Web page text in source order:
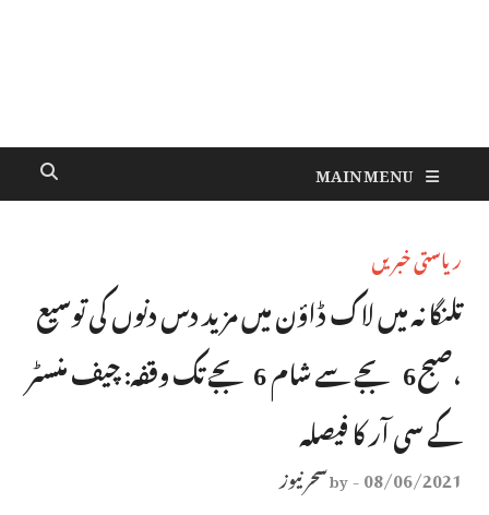
MAIN MENU
ریاستی خبریں
تلنگانہ میں لاک ڈاؤن میں مزید دس دنوں کی توسیع
،صبح6 بجے سے شام 6بجے تک وقفہ: چیف منسٹر
کے سی آر کا فیصلہ
08/06/2021
-
byسحر نیوز